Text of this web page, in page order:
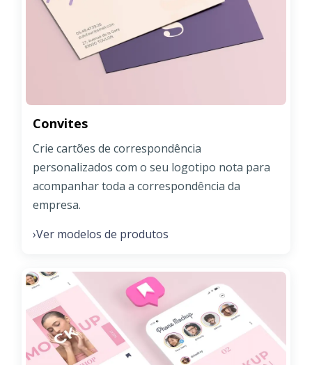
Convites
Crie cartões de correspondência
personalizados com o seu logotipo nota para
acompanhar toda a correspondência da
empresa.
›Ver modelos de produtos